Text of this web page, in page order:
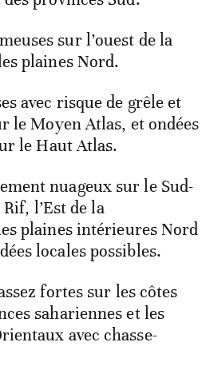
sur l’ouest de la
plaines Nord.
avec risque de grêle et
le Moyen Atlas, et ondées
le Haut Atlas.
nuageux sur le Sud-
l’Est de la
plaines intérieures Nord
locales possibles.
fortes sur les côtes
sahariennes et les
avec chasse-